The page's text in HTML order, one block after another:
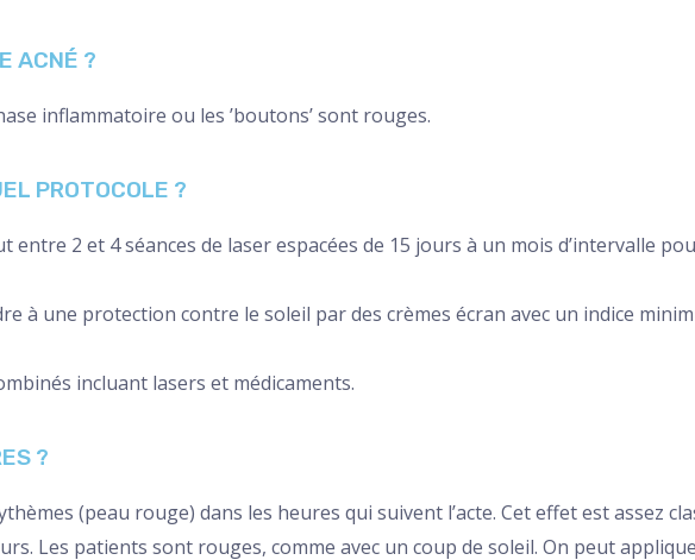
ACNÉ ?
inflammatoire ou les ’boutons’ sont rouges.
PROTOCOLE ?
entre 2 et 4 séances de laser espacées de 15 jours à un mois d’intervalle
à une protection contre le soleil par des crèmes écran avec un indice
incluant lasers et médicaments.
?
(peau rouge) dans les heures qui suivent l’acte. Cet effet est assez
Les patients sont rouges, comme avec un coup de soleil. On peut